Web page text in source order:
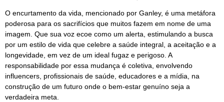
O encurtamento da vida, mencionado por Ganley, é uma metáfora
poderosa para os sacrifícios que muitos fazem em nome de uma
imagem. Que sua voz ecoe como um alerta, estimulando a busca
por um estilo de vida que celebre a saúde integral, a aceitação e a
longevidade, em vez de um ideal fugaz e perigoso. A
responsabilidade por essa mudança é coletiva, envolvendo
influencers, profissionais de saúde, educadores e a mídia, na
construção de um futuro onde o bem-estar genuíno seja a
verdadeira meta.